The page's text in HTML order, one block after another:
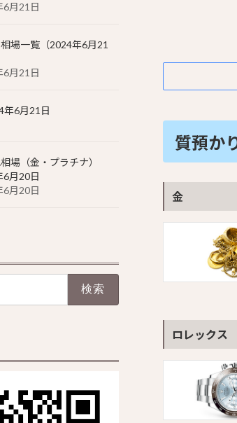
質預か
金
ロレックス
6月21日
場一覧（2024年6月21
6月21日
年6月21日
場（金・プラチナ）
6月20日
6月20日